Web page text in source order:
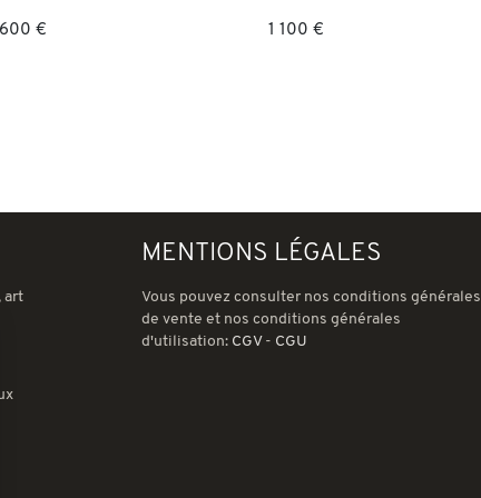
€ 1 100 €
art
MENTIONS LÉGALES
Vous pouvez consulter nos conditions générales
de vente et nos conditions générales
d'utilisation: CGV- CGU